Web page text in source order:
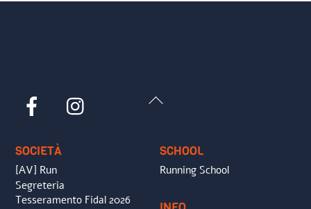
Back
Facebook
SOCIETÀ
[AV] Run
Segreteria
Tesseramento Fidal 2026
SCHOOL
Running School